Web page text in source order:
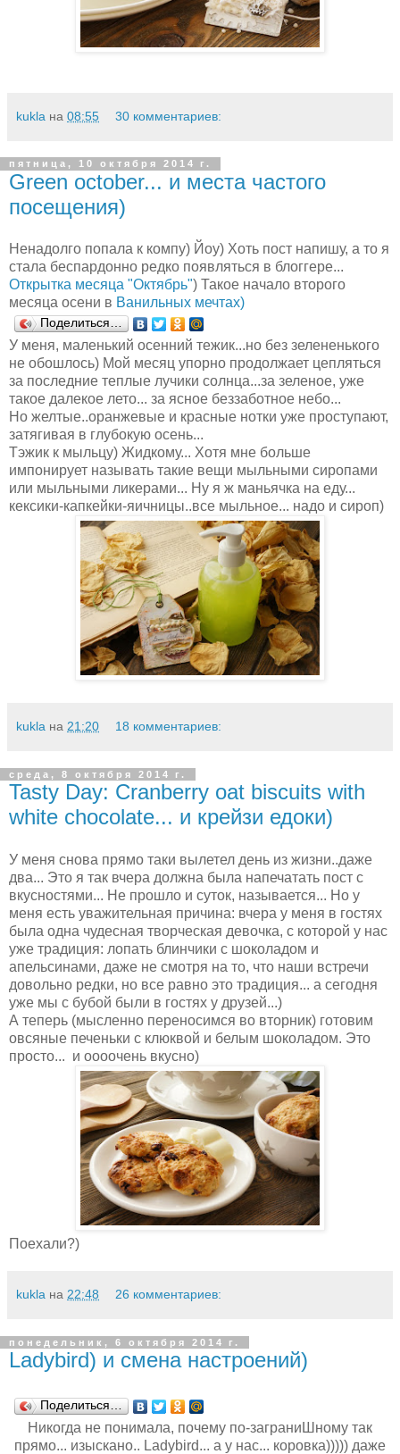
kukla на 08:55 30 комментариев:
пятница, 10 октября 2014 г.
Green october... и места частого
посещения)
Ненадолго попала к компу) Йоу) Хоть пост напишу, а то я
стала беспардонно редко появляться в блоггере...
Открытка месяца "Октябрь") Такое начало второго
месяца осени в Ванильных мечтах)
Поделиться…
У меня, маленький осенний тежик...но без зелененького
не обошлось) Мой месяц упорно продолжает цепляться
за последние теплые лучики солнца...за зеленое, уже
такое далекое лето... за ясное беззаботное небо...
Но желтые..оранжевые и красные нотки уже проступают,
затягивая в глубокую осень...
Тэжик к мыльцу) Жидкому... Хотя мне больше
импонирует называть такие вещи мыльными сиропами
или мыльными ликерами... Ну я ж маньячка на еду...
кексики-капкейки-яичницы..все мыльное... надо и сироп)
kukla на 21:20 18 комментариев:
среда, 8 октября 2014 г.
Tasty Day: Cranberry oat biscuits with
white chocolate... и крейзи едоки)
У меня снова прямо таки вылетел день из жизни..даже
два... Это я так вчера должна была напечатать пост с
вкусностями... Не прошло и суток, называется... Но у
меня есть уважительная причина: вчера у меня в гостях
была одна чудесная творческая девочка, с которой у нас
уже традиция: лопать блинчики с шоколадом и
апельсинами, даже не смотря на то, что наши встречи
довольно редки, но все равно это традиция... а сегодня
уже мы с бубой были в гостях у друзей...)
А теперь (мысленно переносимся во вторник) готовим
овсяные печеньки с клюквой и белым шоколадом. Это
просто... и оооочень вкусно)
Поехали?)
kukla на 22:48 26 комментариев:
понедельник, 6 октября 2014 г.
Ladybird) и смена настроений)
Поделиться…
Никогда не понимала, почему по-заграниШному так
прямо... изыскано.. Ladybird... а у нас... коровка))))) даже